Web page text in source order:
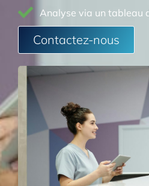
Analyse via un tableau
Contactez-nous